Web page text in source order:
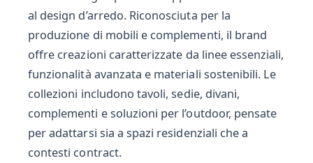
al design d’arredo. Riconosciuta per la
produzione di mobili e complementi, il brand
offre creazioni caratterizzate da linee essenziali,
funzionalità avanzata e materiali sostenibili. Le
collezioni includono tavoli, sedie, divani,
complementi e soluzioni per l’outdoor, pensate
per adattarsi sia a spazi residenziali che a
contesti contract.